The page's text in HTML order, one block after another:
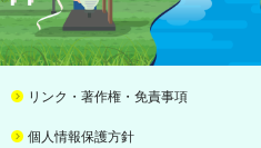
リンク・著作権・免責事項
個人情報保護方針